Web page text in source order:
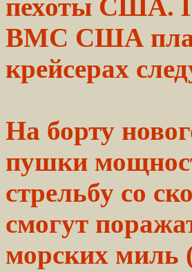
пехоты США.
ВМС США
крейсерах
На борту
пушки
стрельбу со
смогут
морских миль